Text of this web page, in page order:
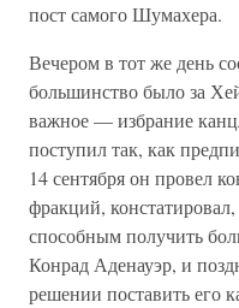
пост самого Шумахера.
Вечером в тот же день
большинство было за
важное — избрание
поступил так, как
14 сентября он провел
фракций,
способным получить
Конрад Аденауэр, и
решении поставить его